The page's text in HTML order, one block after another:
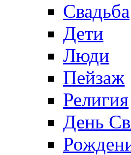
Свадьба
Дети
Люди
Пейзаж
Религия
День